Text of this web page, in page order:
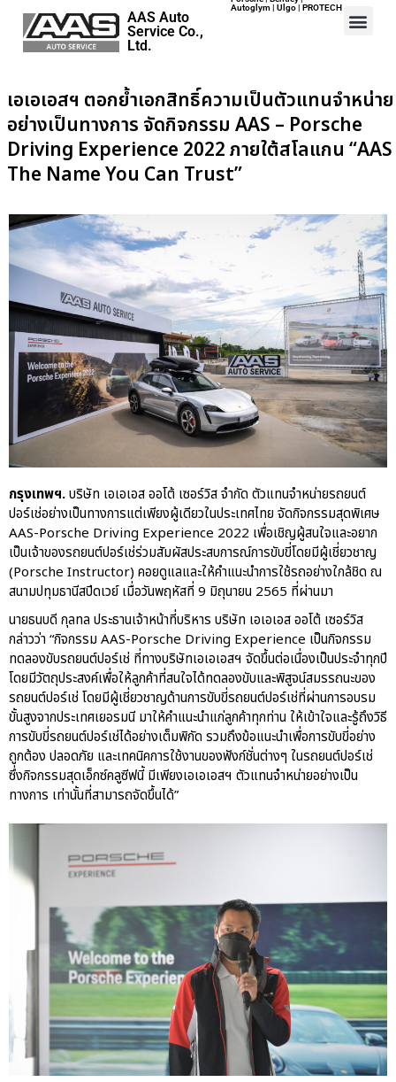
Home
Events
Career
About Us
ปอร์เช่ เอเอเอสฯ พลิกแนวคิด
After Sale สู่ Porsche Ownership
เบนท์ลีย์ มอเตอร์ส ตีความ
‘Bentley Diamond’ ใหม่ ดีไซน์
ระดับซิกเนเจอร์ในยนตรกรรม
EV รุ่นแรก พร้อมเปิดตัวกันยายน
นี้
ปอร์เช่ เอเอเอสฯ ยกประสบการณ์
Porsche สู่ Central Northville ใน
งาน AAS Roadshow พร้อมข้อ
เสนอพิเศษ Mid-Year 2026
เบนท์ลีย์ แบงค็อก ส่งมอบองค์
ความรู้การขับขี่รถยนต์เบนท์ลีย์
อย่างปลอดภัยในงาน
Extraordinary Chauffeur
Training 2026
Porsche Centre Pattanakarn
aas
AAS Corp
AAS Motorsport
AAS Porsche
Bentley
career
AAS Auto
Service Co.,
Ltd.
Autoglym | Ulgo | PROTECH
เอเอเอสฯ ตอกย้ำเอกสิทธิ์ความเป็นตัวแทนจำหน่าย
อย่างเป็นทางการ จัดกิจกรรม AAS – Porsche
Driving Experience 2022 ภายใต้สโลแกน “AAS
The Name You Can Trust”
กรุงเทพฯ.บริษัท เอเอเอส ออโต้ เซอร์วิส จำกัด ตัวแทนจำหน่ายรถยนต์
ปอร์เช่อย่างเป็นทางการแต่เพียงผู้เดียวในประเทศไทย จัดกิจกรรมสุดพิเศษ
AAS-Porsche Driving Experience 2022 เพื่อเชิญผู้สนใจและอยาก
เป็นเจ้าของรถยนต์ปอร์เช่ร่วมสัมผัสประสบการณ์การขับขี่โดยมีผู้เชี่ยวชาญ
(Porsche Instructor) คอยดูแลและให้คำแนะนำการใช้รถอย่างใกล้ชิด ณ
สนามปทุมธานีสปีดเวย์ เมื่อวันพฤหัสที่ 9 มิถุนายน 2565 ที่ผ่านมา
นายธนบดี กุลทล ประธานเจ้าหน้าที่บริหาร บริษัท เอเอเอส ออโต้ เซอร์วิส
กล่าวว่า “กิจกรรม AAS-Porsche Driving Experience เป็นกิจกรรม
ทดลองขับรถยนต์ปอร์เช่ ที่ทางบริษัทเอเอเอสฯ จัดขึ้นต่อเนื่องเป็นประจำทุกปี
โดยมีวัตถุประสงค์เพื่อให้ลูกค้าที่สนใจได้ทดลองขับและพิสูจน์สมรรถนะของ
รถยนต์ปอร์เช่ โดยมีผู้เชี่ยวชาญด้านการขับขี่รถยนต์ปอร์เช่ที่ผ่านการอบรม
ขั้นสูงจากประเทศเยอรมนี มาให้คำแนะนำแก่ลูกค้าทุกท่าน ให้เข้าใจและรู้ถึงวิธี
การขับขี่รถยนต์ปอร์เช่ได้อย่างเต็มพิกัด รวมถึงข้อแนะนำเพื่อการขับขี่อย่าง
ถูกต้อง ปลอดภัย และเทคนิคการใช้งานของฟังก์ชั่นต่างๆ ในรถยนต์ปอร์เช่
ซึ่งกิจกรรมสุดเอ็กซ์คลูซีฟนี้ มีเพียงเอเอเอสฯ ตัวแทนจำหน่ายอย่างเป็น
ทางการ เท่านั้นที่สามารถจัดขึ้นได้”